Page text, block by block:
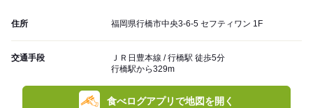
住所 福岡県行橋市中央3-6-5 セフティワン 1F
交通手段
ＪＲ日豊本線 / 行橋駅 徒歩5分
行橋駅から329m
食べログアプリで地図を開く